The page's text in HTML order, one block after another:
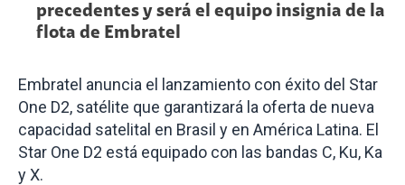
precedentes y será el equipo insignia de la
flota de Embratel
Embratel anuncia el lanzamiento con éxito del Star
One D2, satélite que garantizará la oferta de nueva
capacidad satelital en Brasil y en América Latina. El
Star One D2 está equipado con las bandas C, Ku, Ka
y X.